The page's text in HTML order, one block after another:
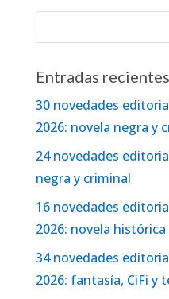
Entradas recientes
30 novedades
2026: novela negra y
24 novedades
negra y criminal
16 novedades
2026: novela histórica
34 novedades
2026: fantasía, CiFi y